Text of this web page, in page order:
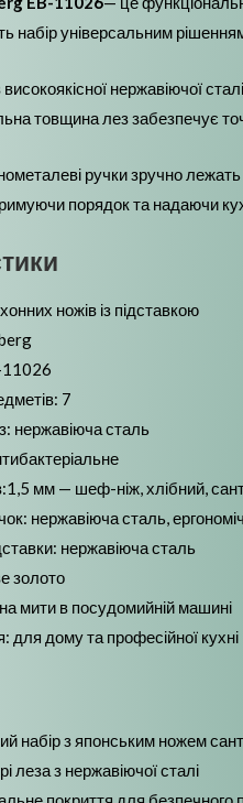
набір універсальним
нержавіючої
товщина лез забезпечує
ручки зручно
порядок та надаючи
ножів із підставкою
7
нержавіюча сталь
мм — шеф-ніж, хлібний,
нержавіюча сталь,
нержавіюча сталь
золото
мити в посудомийній машині
для дому та професійної кухні
набір з японським ножем
леза з нержавіючої сталі